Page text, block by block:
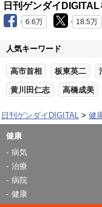
日刊ゲンダイDIGITAL
6.6万 18.5万
人気キーワード
高市首相 板東英二
黄川田仁志 高橋成美
日刊ゲンダイDIGITAL 健
健康
病気
治療
病院
健康